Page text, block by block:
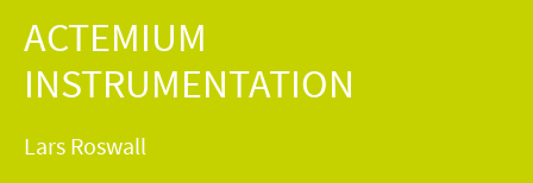
ACTEMIUM
INSTRUMENTATION
Lars Roswall